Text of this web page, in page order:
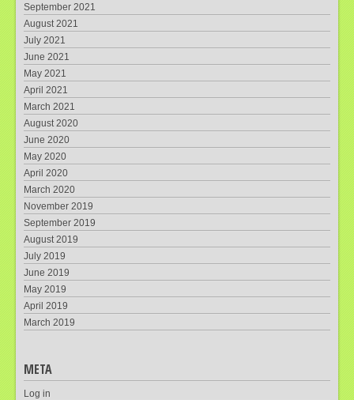
September 2021
August 2021
July 2021
June 2021
May 2021
April 2021
March 2021
August 2020
June 2020
May 2020
April 2020
March 2020
November 2019
September 2019
August 2019
July 2019
June 2019
May 2019
April 2019
March 2019
META
Log in